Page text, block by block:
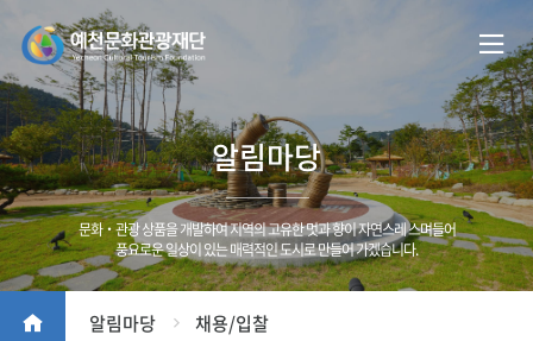
알림마당
문화‧관광 상품을 개발하여 지역의 고유한 멋과 향이 자연스레 스며들어
풍요로운 일상이 있는 매력적인 도시로 만들어 가겠습니다.
알림마당 채용/입찰